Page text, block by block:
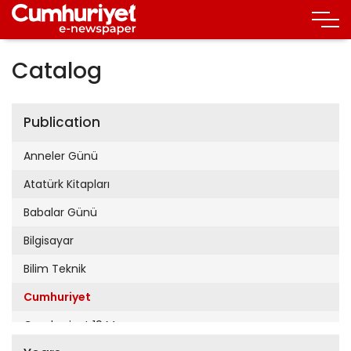
Catalog
Publication
Anneler Günü
Atatürk Kitapları
Babalar Günü
Bilgisayar
Bilim Teknik
Cumhuriyet
Cumhuriyet 19 Mayıs